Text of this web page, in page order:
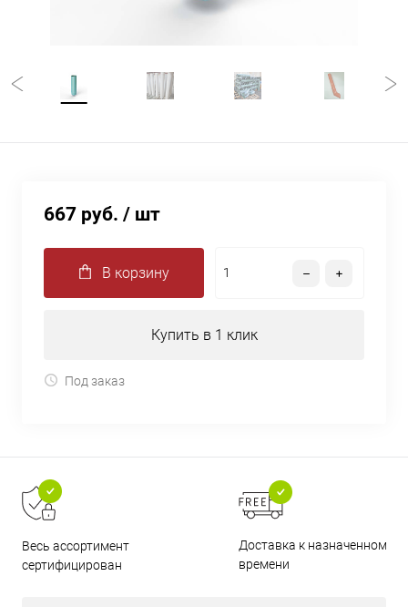
667 руб. / шт
В корзину
Купить в 1 клик
Под заказ
Весь ассортимент
сертифицирован
Доставка к назначенному
времени